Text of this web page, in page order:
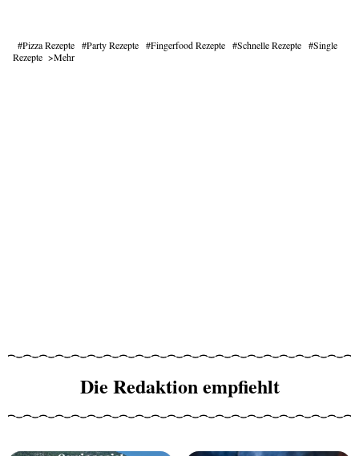
Pizza Rezepte Party Rezepte Fingerfood Rezepte Schnelle Rezepte
Single
Rezepte
Mehr
Die Redaktion empfiehlt